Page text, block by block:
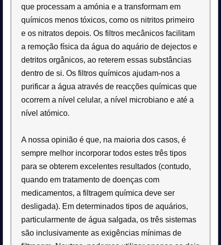
que processam a amónia e a transformam em
químicos menos tóxicos, como os nitritos primeiro
e os nitratos depois. Os filtros mecânicos facilitam
a remoção física da água do aquário de dejectos e
detritos orgânicos, ao reterem essas substâncias
dentro de si. Os filtros químicos ajudam-nos a
purificar a água através de reacções químicas que
ocorrem a nível celular, a nível microbiano e até a
nível atómico.
A nossa opinião é que, na maioria dos casos, é
sempre melhor incorporar todos estes três tipos
para se obterem excelentes resultados (contudo,
quando em tratamento de doenças com
medicamentos, a filtragem química deve ser
desligada). Em determinados tipos de aquários,
particularmente de água salgada, os três sistemas
são inclusivamente as exigências mínimas de